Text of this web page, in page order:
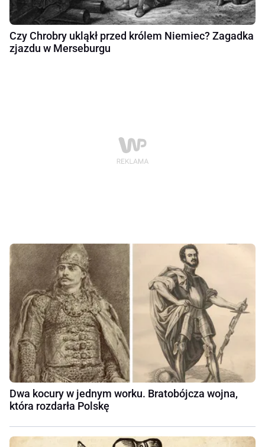
Czy Chrobry ukląkł przed królem Niemiec? Zagadka
zjazdu w Merseburgu
Dwa kocury w jednym worku. Bratobójcza wojna,
która rozdarła Polskę